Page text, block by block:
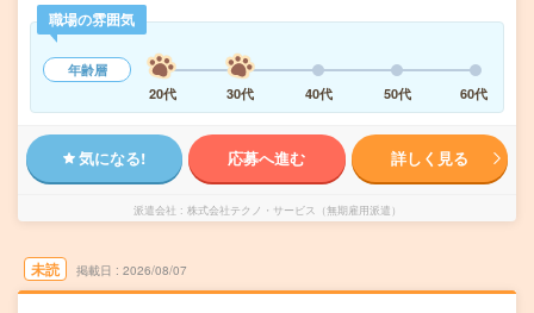
職場の雰囲気
年齢層
20代
30代 40代 50代 60代
気になる! 応募へ進む 詳しく見る
派遣会社 株式会社テクノ・サービス（無期雇用派遣）
未読 掲載日 2026/08/07